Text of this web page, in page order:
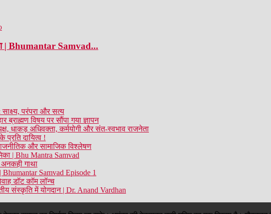
| Bhumantar Samvad...
परंपरा और सत्य
विषय पर सौंपा गया ज्ञापन
धाकड़ अधिवक्ता, कर्मयोगी और संत-स्वभाव राजनेता
प्रति दायित्व !
और सामाजिक विश्लेषण
| Bhu Mantra Samvad
अनकही गाथा
Samvad Episode 1
डॉट कॉम लॉन्च
संस्कृति में योगदान | Dr. Anand Vardhan